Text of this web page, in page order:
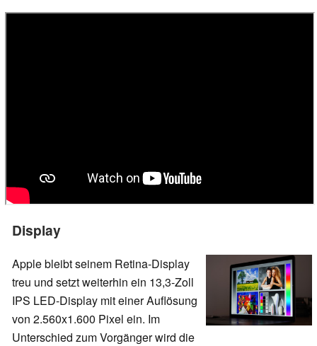
Display
Apple bleibt seinem Retina-Display
treu und setzt weiterhin ein 13,3-Zoll
IPS LED-Display mit einer Auflösung
von 2.560x1.600 Pixel ein. Im
Unterschied zum Vorgänger wird die